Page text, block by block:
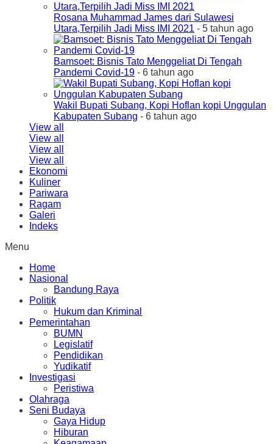
Rosana Muhammad James dari Sulawesi
Utara,Terpilih Jadi Miss IMI 2021 - 5 tahun ago
Bamsoet: Bisnis Tato Menggeliat Di Tengah
Pandemi Covid-19 - 6 tahun ago
Wakil Bupati Subang, Kopi Hoflan kopi Unggulan
Kabupaten Subang - 6 tahun ago
View all
View all
View all
View all
Ekonomi
Kuliner
Pariwara
Ragam
Galeri
Indeks
Menu
Home
Nasional
Bandung Raya
Politik
Hukum dan Kriminal
Pemerintahan
BUMN
Legislatif
Pendidikan
Yudikatif
Investigasi
Peristiwa
Olahraga
Seni Budaya
Gaya Hidup
Hiburan